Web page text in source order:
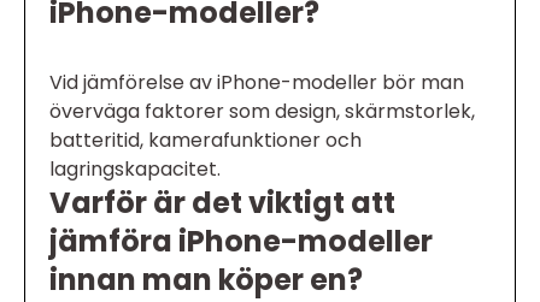
iPhone-modeller?
Vid jämförelse av iPhone-modeller bör man
överväga faktorer som design, skärmstorlek,
batteritid, kamerafunktioner och
lagringskapacitet.
Varför är det viktigt att
jämföra iPhone-modeller
innan man köper en?